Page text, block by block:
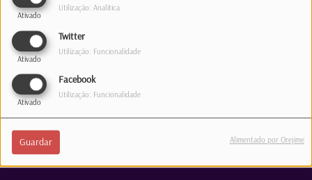
Ativado
Utilização: Analítica
Twitter
Ativado
Utilização: Funcionalidade
Facebook
Ativado
Utilização: Funcionalidade
Guardar Alimentado por Orejime
Estúdio